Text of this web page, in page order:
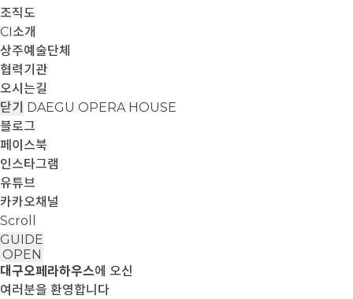
조직도
CI소개
상주예술단체
협력기관
오시는길
닫기 DAEGU OPERA HOUSE
블로그
페이스북
인스타그램
유튜브
카카오채널
Scroll
GUIDE
OPEN
대구오페라하우스에 오신
여러분을 환영합니다